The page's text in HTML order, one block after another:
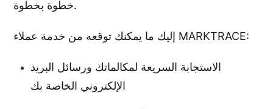
خطوة بخطوة.
إليك ما يمكنك توقعه من خدمة عملاء MARKTRACE:
الاستجابة السريعة لمكالماتك ورسائل البريد
الإلكتروني الخاصة بك